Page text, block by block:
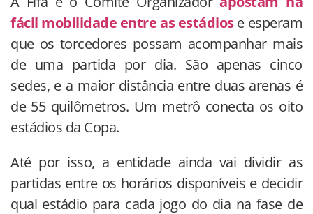
fácil mobilidade entre as estádiose esperam
que os torcedores possam acompanhar mais
de uma partida por dia. São apenas cinco
sedes, e a maior distância entre duas arenas é
de 55 quilômetros. Um metrô conecta os oito
estádios da Copa.
Até por isso, a entidade ainda vai dividir as
partidas entre os horários disponíveis e decidir
qual estádio para cada jogo do dia na fase de